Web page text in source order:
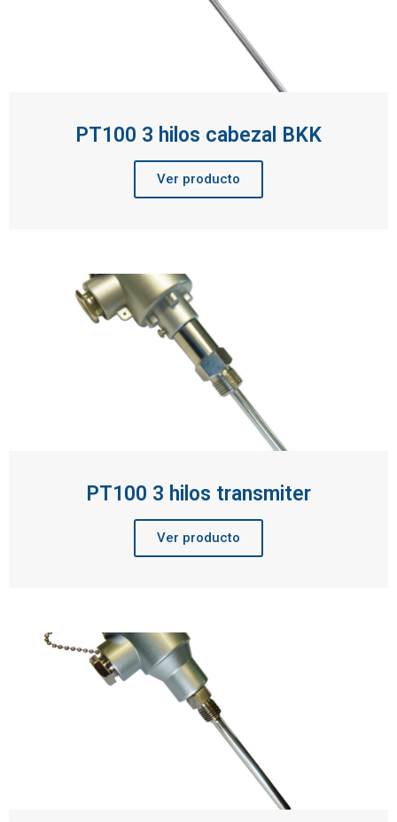
PT100 3 hilos cabezal BKK
Ver producto
PT100 3 hilos transmiter
Ver producto